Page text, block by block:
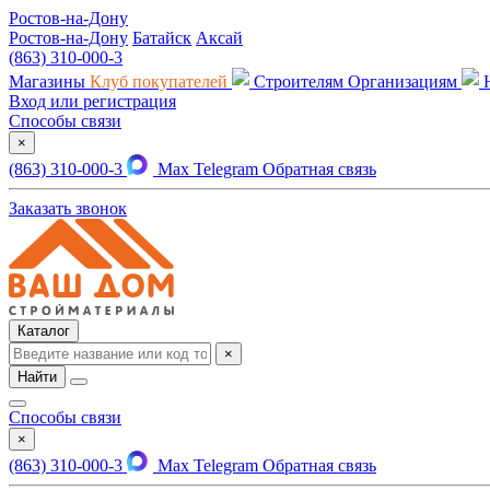
Ростов-на-Дону
Ростов-на-Дону Батайск Аксай
(863) 310-000-3
Магазины Клуб покупателей Строителям Организациям
Вход или регистрация
Способы связи
×
(863) 310-000-3 Max Telegram Обратная связь
Заказать звонок
Каталог
×
Найти
Способы связи
×
(863) 310-000-3 Max Telegram Обратная связь